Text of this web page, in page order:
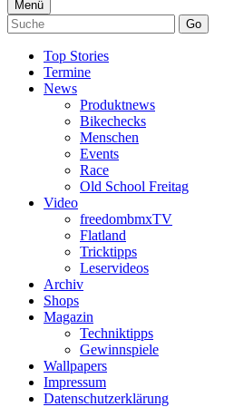
Menü
Go
Top Stories
Termine
News
Produktnews
Bikechecks
Menschen
Events
Race
Old School Freitag
Video
freedombmxTV
Flatland
Tricktipps
Leservideos
Archiv
Shops
Magazin
Techniktipps
Gewinnspiele
Wallpapers
Impressum
Datenschutzerklärung